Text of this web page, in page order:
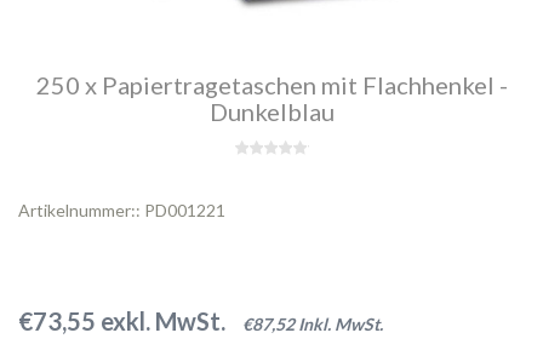
250 x Papiertragetaschen mit Flachhenkel -
Dunkelblau
Artikelnummer:: PD001221
€73,55 exkl. MwSt. €87,52 Inkl. MwSt.